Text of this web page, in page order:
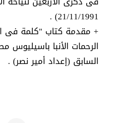
21/11/1991) .
+ مقدمة كتاب "كلمة فى
الرحمات الأنبا باسيليوس
السابق (إعداد أمير نصر) .